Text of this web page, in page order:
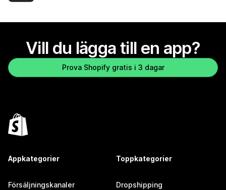
Vill du lägga till en app?
Prova Shopify gratis i 3 dagar
Appkategorier
Försäljningskanaler
Toppkategorier
Dropshipping